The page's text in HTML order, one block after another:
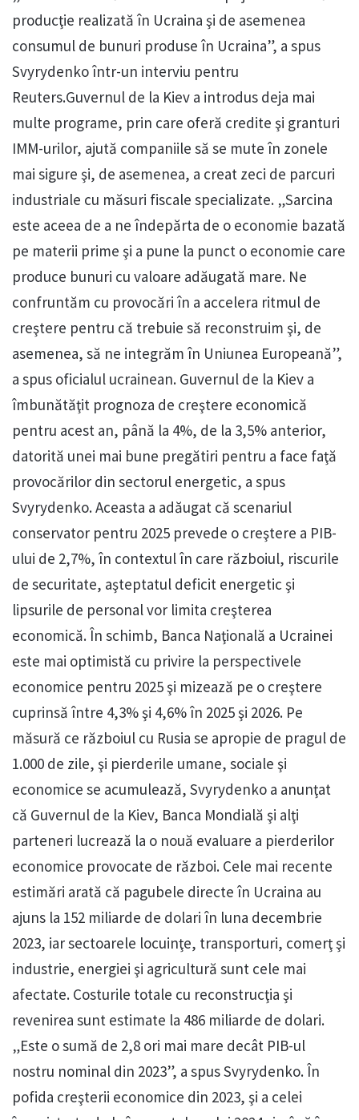
producţie realizată în Ucraina şi de asemenea
consumul de bunuri produse în Ucraina”, a spus
Svyrydenko într-un interviu pentru
Reuters.Guvernul de la Kiev a introdus deja mai
multe programe, prin care oferă credite şi granturi
IMM-urilor, ajută companiile să se mute în zonele
mai sigure şi, de asemenea, a creat zeci de parcuri
industriale cu măsuri fiscale specializate. „Sarcina
este aceea de a ne îndepărta de o economie bazată
pe materii prime şi a pune la punct o economie care
produce bunuri cu valoare adăugată mare. Ne
confruntăm cu provocări în a accelera ritmul de
creştere pentru că trebuie să reconstruim şi, de
asemenea, să ne integrăm în Uniunea Europeană”,
a spus oficialul ucrainean. Guvernul de la Kiev a
îmbunătăţit prognoza de creştere economică
pentru acest an, până la 4%, de la 3,5% anterior,
datorită unei mai bune pregătiri pentru a face faţă
provocărilor din sectorul energetic, a spus
Svyrydenko. Aceasta a adăugat că scenariul
conservator pentru 2025 prevede o creştere a PIB-
ului de 2,7%, în contextul în care războiul, riscurile
de securitate, aşteptatul deficit energetic şi
lipsurile de personal vor limita creşterea
economică. În schimb, Banca Naţională a Ucrainei
este mai optimistă cu privire la perspectivele
economice pentru 2025 şi mizează pe o creştere
cuprinsă între 4,3% şi 4,6% în 2025 şi 2026. Pe
măsură ce războiul cu Rusia se apropie de pragul de
1.000 de zile, şi pierderile umane, sociale şi
economice se acumulează, Svyrydenko a anunţat
că Guvernul de la Kiev, Banca Mondială şi alţi
parteneri lucrează la o nouă evaluare a pierderilor
economice provocate de război. Cele mai recente
estimări arată că pagubele directe în Ucraina au
ajuns la 152 miliarde de dolari în luna decembrie
2023, iar sectoarele locuinţe, transporturi, comerţ şi
industrie, energiei şi agricultură sunt cele mai
afectate. Costurile totale cu reconstrucţia şi
revenirea sunt estimate la 486 miliarde de dolari.
„Este o sumă de 2,8 ori mai mare decât PIB-ul
nostru nominal din 2023”, a spus Svyrydenko. În
pofida creşterii economice din 2023, şi a celei